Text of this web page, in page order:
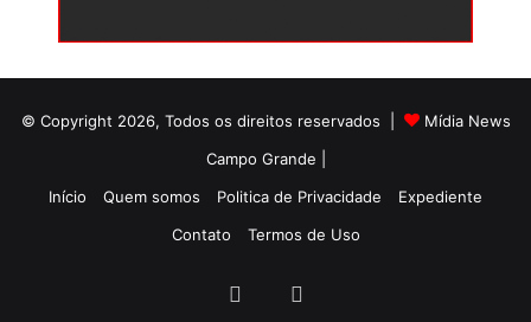
© Copyright 2026, Todos os direitos reservados |
Mídia News
Campo Grande |
Início
Quem somos Politica de Privacidade
Expediente
Contato
Termos de Uso
Facebook